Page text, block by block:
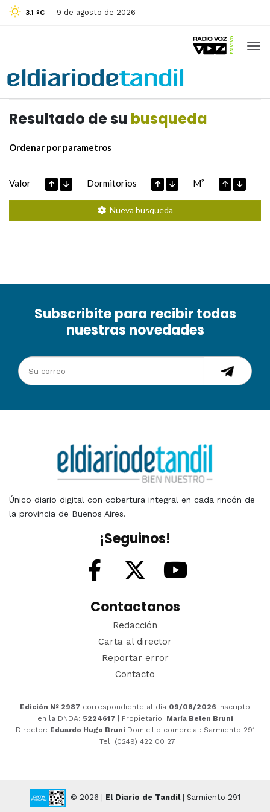
3.1 ºC 9 de agosto de 2026
Resultado de su busqueda
Ordenar por parametros
Valor Dormitorios M²
Nueva busqueda
Subscribite para recibir todas
nuestras novedades
Único diario digital con cobertura integral en cada rincón de
la provincia de Buenos Aires.
¡Seguinos!
Contactanos
Redacción
Carta al director
Reportar error
Contacto
Edición Nº 2987 correspondiente al día 09/08/2026 Inscripto
en la DNDA: 5224617 | Propietario: María Belen Bruni
Director: Eduardo Hugo Bruni Domicilio comercial: Sarmiento 291
| Tel: (0249) 422 00 27
© 2026 | El Diario de Tandil| Sarmiento 291